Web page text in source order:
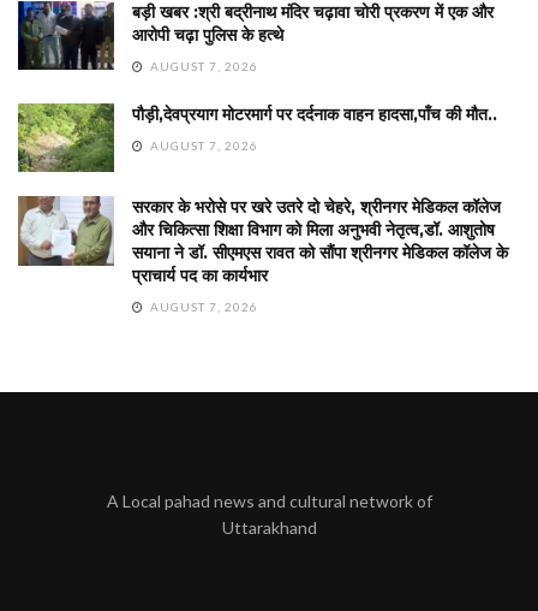
बड़ी खबर :श्री बद्रीनाथ मंदिर चढ़ावा चोरी प्रकरण में एक और
आरोपी चढ़ा पुलिस के हत्थे
AUGUST 7, 2026
पौड़ी,देवप्रयाग मोटरमार्ग पर दर्दनाक वाहन हादसा,पाँच की मौत..
AUGUST 7, 2026
सरकार के भरोसे पर खरे उतरे दो चेहरे, श्रीनगर मेडिकल कॉलेज
और चिकित्सा शिक्षा विभाग को मिला अनुभवी नेतृत्व,डॉ. आशुतोष
सयाना ने डॉ. सीएमएस रावत को सौंपा श्रीनगर मेडिकल कॉलेज के
प्राचार्य पद का कार्यभार
AUGUST 7, 2026
A Local pahad news and cultural network of
Uttarakhand